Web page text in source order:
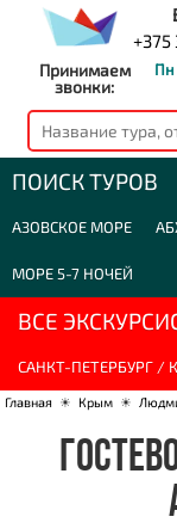
+375
Принимаем
звонки:
Пн
ПОИСК ТУРОВ
АЗОВСКОЕ МОРЕ
МОРЕ 5-7 НОЧЕЙ
ВСЕ
САНКТ-ПЕТЕРБУРГ /
Главная ☀ Крым ☀